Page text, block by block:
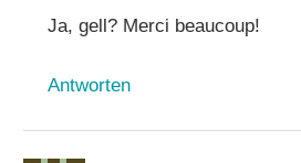
Ja, gell? Merci beaucoup!
Antworten